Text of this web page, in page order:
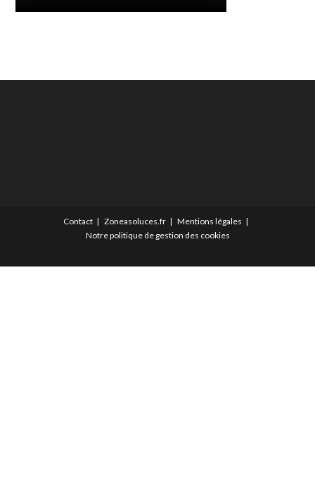
Contact Zoneasoluces.fr
Mentions légales
Notre politique de gestion des cookies